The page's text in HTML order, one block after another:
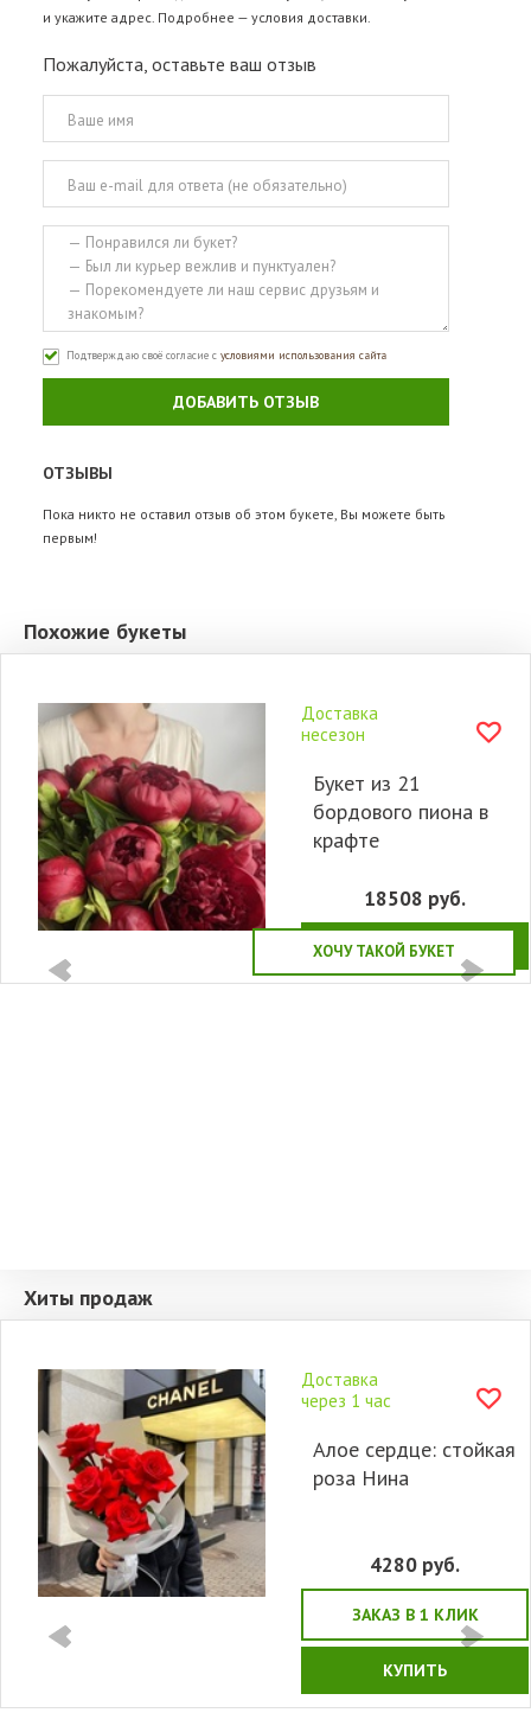
и укажите адрес. Подробнее — условия доставки.
Пожалуйста, оставьте ваш отзыв
Подтверждаю своё согласие с условиями использования сайта
ДОБАВИТЬ ОТЗЫВ
ОТЗЫВЫ
Пока никто не оставил отзыв об этом букете, Вы можете быть
первым!
Похожие букеты
Доставка
несезон
Букет из 21
бордового пиона в
крафте
18508 руб.
ХОЧУ ТАКОЙ БУКЕТ
КУПИТЬ
Хиты продаж
Доставка
через 1 час
Алое сердце: стойкая
роза Нина
4280 руб.
ЗАКАЗ В 1 КЛИК
КУПИТЬ